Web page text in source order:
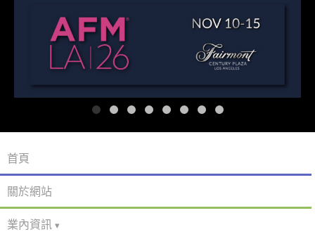
首頁
關於網站
業內資訊